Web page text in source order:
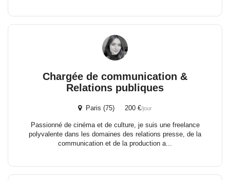
Chargée de communication &
Relations publiques
Paris (75) 200 €/jour
Passionné de cinéma et de culture, je suis une freelance
polyvalente dans les domaines des relations presse, de la
communication et de la production a...